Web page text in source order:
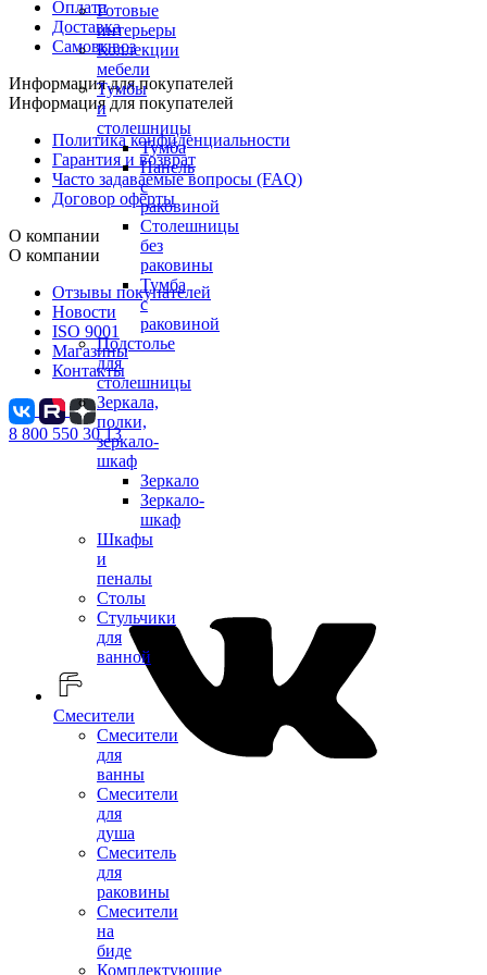
Готовые
интерьеры
Коллекции
мебели
Тумбы
и
столешницы
Тумба
Панель
с
раковиной
Столешницы
без
раковины
Тумба
с
раковиной
Подстолье
для
столешницы
Зеркала,
полки,
зеркало-
шкаф
Зеркало
Зеркало-
шкаф
Шкафы
и
пеналы
Столы
Стульчики
для
ванной
Смесители
Смесители
для
ванны
Смесители
для
душа
Смеситель
для
раковины
Смесители
на
биде
Комплектующие
Оплата
Доставка
Самовывоз
Информация для покупателей
Информация для покупателей
Политика конфиденциальности
Гарантия и возврат
Часто задаваемые вопросы (FAQ)
Договор оферты
О компании
О компании
Отзывы покупателей
Новости
ISO 9001
Магазины
Контакты
8 800 550 30 13